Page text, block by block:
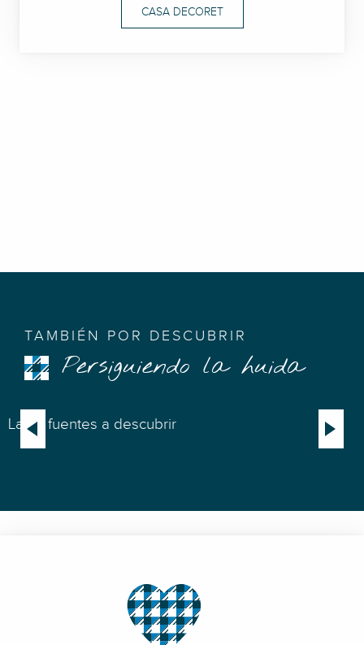
CASA DECORET
TAMBIÉN POR DESCUBRIR
Persiguiendo la huida
Las 9 fuentes a descubrir